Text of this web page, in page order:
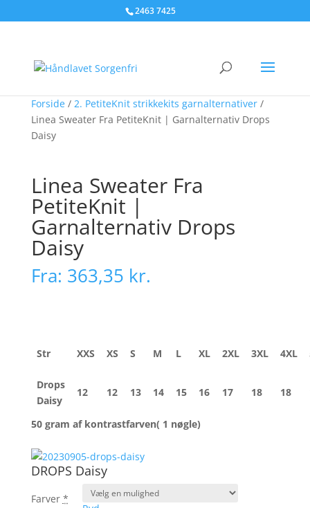
2463 7425
Forside/ 2. PetiteKnit strikkekits garnalternativer/
Linea Sweater Fra PetiteKnit | Garnalternativ Drops
Daisy
Linea Sweater Fra
PetiteKnit |
Garnalternativ Drops
Daisy
Fra: 363,35 kr.
Str XXS XS S M L XL 2XL 3XL 4XL
Drops
Daisy
12 12 13 14 15 16 17 18 18
50 gram af kontrastfarven( 1 nøgle)
DROPS Daisy
Farver *